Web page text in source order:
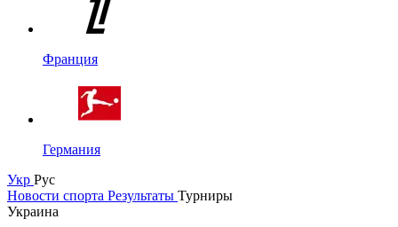
Франция
Германия
Укр Рус
Новости спорта Результаты Турниры
Украина